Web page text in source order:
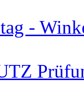
-